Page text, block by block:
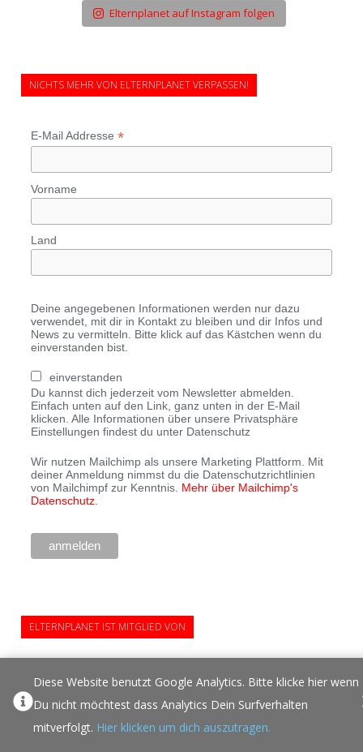
Elternplanet auf Instagram folgen
NICHTS MEHR VON ELTERNPLANET VERPASSEN!
E-Mail Addresse *
Vorname
Land
Deine angegebenen Informationen werden nur dazu
verwendet, mit dir in Kontakt zu bleiben und dir Infos und
News zu vermitteln. Bitte klick auf das Kästchen wenn du
einverstanden bist.
einverstanden
Du kannst dich jederzeit vom Newsletter abmelden.
Einfach unten auf den Link, ganz unten in der E-Mail
klicken. Alle Informationen über unsere Privatsphäre
Einstellungen findest du unter Datenschutz
Wir nutzen Mailchimp als unsere Marketing Plattform. Mit
deiner Anmeldung nimmst du die Datenschutzrichtlinien
von Mailchimpf zur Kenntnis. Mehr über Mailchimp's
Datenschutz.
ELTERNPLANET IST MITGLIED VON
Diese Website benutzt Google Analytics. Bitte klicke hier wenn
Du nicht möchtest dass Analytics Dein Surfverhalten
mitverfolgt. Hier klicken um dich auszutragen.